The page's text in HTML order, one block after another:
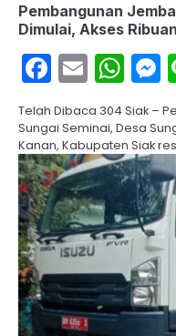
Pembangunan
Dimulai, Akses
Email
Telah Dibaca 304 Siak –
Sungai Seminai, Desa
Kanan, Kabupaten Siak